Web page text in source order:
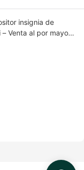
insignia de
Venta al por mayor